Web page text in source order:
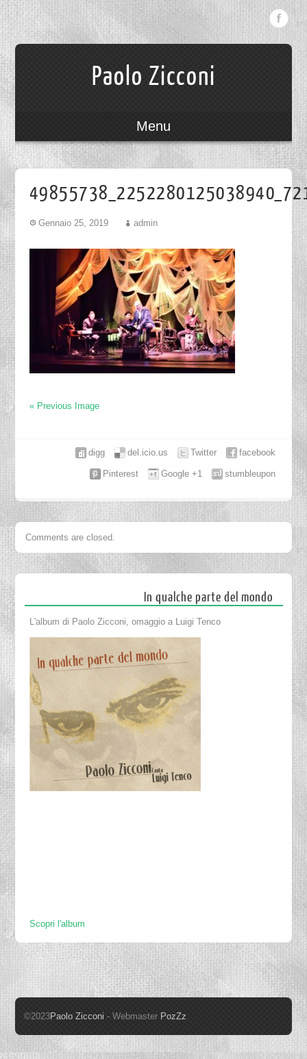
Paolo Zicconi
Menu
Gennaio 25, 2019 admin
« Previous Image
facebook
Twitter
del.icio.us
digg
stumbleupon
Google +1
Pinterest
Comments are closed.
In qualche parte del mondo
L'album di Paolo Zicconi, omaggio a Luigi Tenco
Scopri l'album
©2023Paolo Zicconi - Webmaster PozZz